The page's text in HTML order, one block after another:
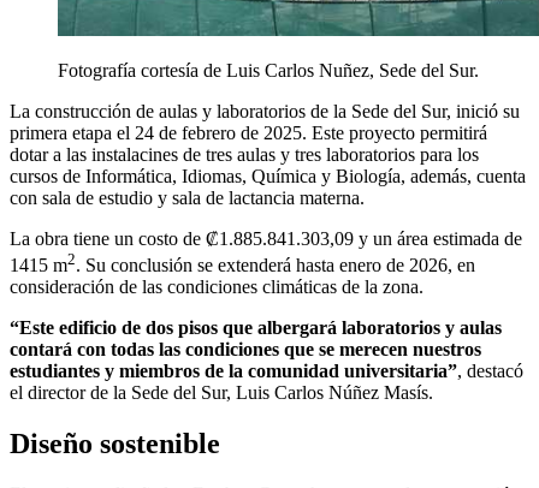
Fotografía cortesía de Luis Carlos Nuñez, Sede del Sur.
La construcción de aulas y laboratorios de la Sede del Sur, inició su
primera etapa el 24 de febrero de 2025. Este proyecto permitirá
dotar a las instalacines de tres aulas y tres laboratorios para los
cursos de Informática, Idiomas, Química y Biología, además, cuenta
con sala de estudio y sala de lactancia materna.
La obra tiene un costo de ₡1.885.841.303,09 y un área estimada de
1415 m2. Su conclusión se extenderá hasta enero de 2026, en
consideración de las condiciones climáticas de la zona.
“Este edificio de dos pisos que albergará laboratorios y aulas
contará con todas las condiciones que se merecen nuestros
estudiantes y miembros de la comunidad universitaria”, destacó
el director de la Sede del Sur, Luis Carlos Núñez Masís.
Diseño sostenible